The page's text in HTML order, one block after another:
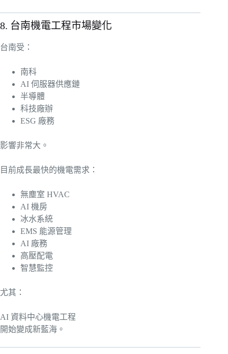
8. 台南機電工程市場變化
台南受：
南科
AI 伺服器供應鏈
半導體
科技廠辦
ESG 廠務
影響非常大。
目前成長最快的機電需求：
無塵室 HVAC
AI 機房
冰水系統
EMS 能源管理
AI 廠務
高壓配電
智慧監控
尤其：
AI 資料中心機電工程
開始變成新藍海。